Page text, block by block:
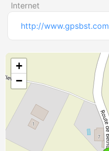
Internet
http://www.gpsbst.com
+
−